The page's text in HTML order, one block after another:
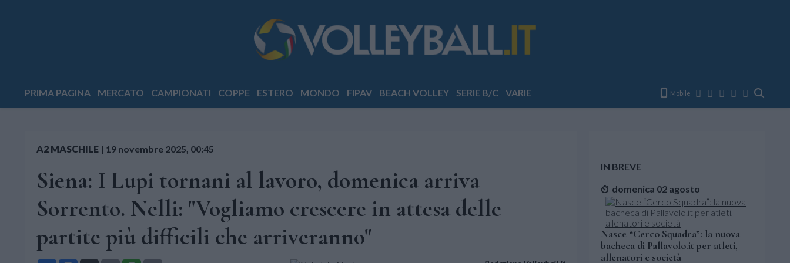
PRIMA PAGINA MERCATO CAMPIONATI COPPE ESTERO MONDO FIPAV BEACH VOLLEY SERIE B/C VARIE Mobile
A2 MASCHILE | 19 novembre 2025, 00:45
Siena: I Lupi tornani al lavoro, domenica arriva
Sorrento. Nelli: "Vogliamo crescere in attesa delle
partite più difficili che arriveranno"
IN BREVE
domenica 02 agosto
Nasce “Cerco Squadra”: la nuova
bacheca di Pallavolo.it per atleti,
allenatori e società